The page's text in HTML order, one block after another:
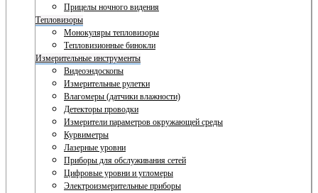
Прицелы ночного видения
Тепловизоры
Монокуляры тепловизоры
Тепловизионные бинокли
Измерительные инструменты
Видеоэндоскопы
Измерительные рулетки
Влагомеры (датчики влажности)
Детекторы проводки
Измерители параметров окружающей среды
Курвиметры
Лазерные уровни
Приборы для обслуживания сетей
Цифровые уровни и угломеры
Электроизмерительные приборы